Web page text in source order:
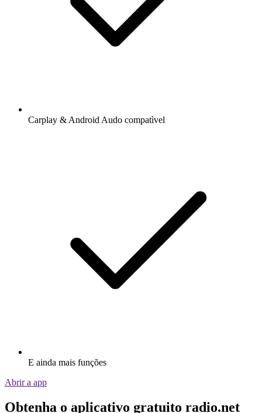
Carplay & Android Audo compatìvel
E ainda mais funções
Abrir a app
Obtenha o aplicativo gratuito radio.net